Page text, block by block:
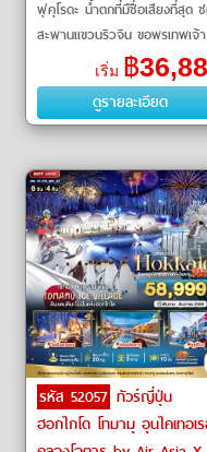
ฟุคุโรดะ น้ำตกที่มีชื่อเสียงที่สุด
สะพานแขวนริวจิน ขอพรเทพเจ้า
เริ่ม ฿
ดูรายละเอียด
รหัส 52057 ทัวร์ญี่ปุ่น
ฮอกไกโด โทมามุ อุนไคเทอเ